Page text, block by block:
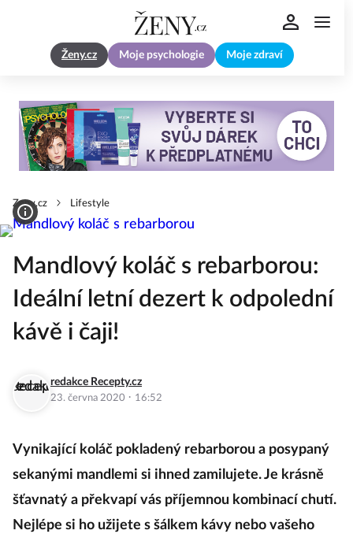
Ženy.cz Moje psychologie Moje zdraví
Zeny.cz Lifestyle
Mandlový koláč s rebarborou:
Ideální letní dezert k odpolední
kávě i čaji!
redakce Recepty.cz
23. června 2020 · 16:52
Vynikající koláč pokladený rebarborou a posypaný
sekanými mandlemi si ihned zamilujete. Je krásně
šťavnatý a překvapí vás příjemnou kombinací chutí.
Nejlépe si ho užijete s šálkem kávy nebo vašeho